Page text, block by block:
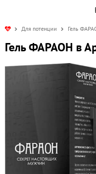
Для потенции Гель
Гель ФАРАОН в